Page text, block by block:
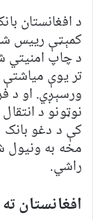
د افغانستان
کمېټې ریيس
د چاپ امنيتي
تر يوې
ورسېږي. او د
نوټونو د
کې د دغو بانک
مخه به ونیول
راشي.
افغانستان